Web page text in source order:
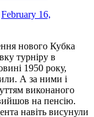
February 16,
нового Кубка
турніру в
1950 року,
А за ними і
виконаного
на пенсію.
навіть висунули